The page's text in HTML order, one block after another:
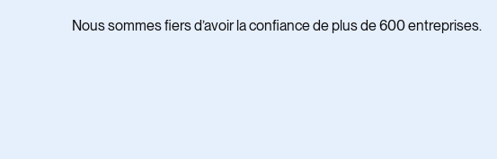
Nous sommes fiers d’avoir la confiance de plus de 600 entreprises.